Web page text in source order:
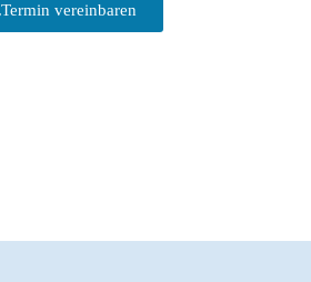
Termin vereinbaren